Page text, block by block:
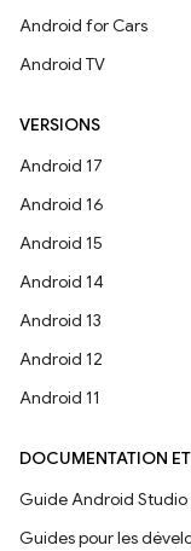
Android for Cars
Android TV
VERSIONS
Android 17
Android 16
Android 15
Android 14
Android 13
Android 12
Android 11
DOCUMENTATION
Guide Android Studio
Guides pour les